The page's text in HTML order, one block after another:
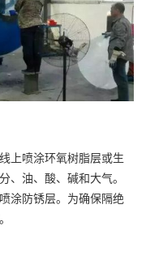
上喷涂环氧树脂层或生
、油、酸、碱和大气。
涂防锈层。为确保隔绝